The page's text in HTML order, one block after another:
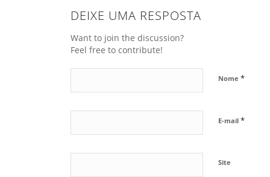
DEIXE UMA RESPOSTA
Want to join the discussion?
Feel free to contribute!
Nome*
E-mail*
Site